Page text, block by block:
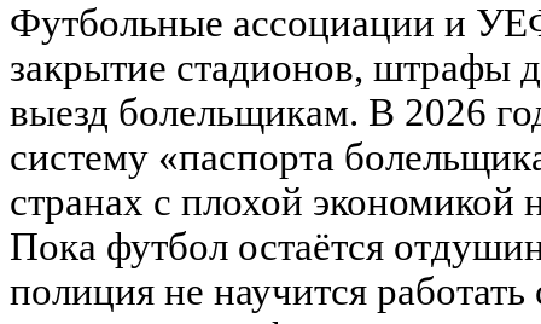
Футбольные ассоциации и
закрытие стадионов, штрафы
выезд болельщикам. В 2026
систему «паспорта
странах с плохой экономикой
Пока футбол остаётся
полиция не научится